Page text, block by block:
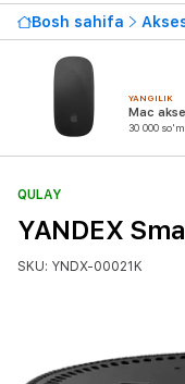
Bosh sahifa
YANGILIK
Mac
30 000
QULAY
YANDEX
SKU: YNDX-00021K